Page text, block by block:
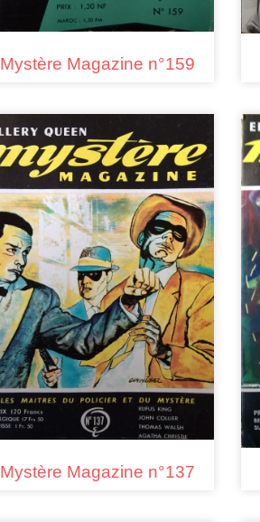
Mystère Magazine n°159
Mystère Magazine n°137